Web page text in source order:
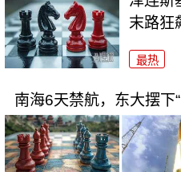
末路狂
最热
南海6天禁航，东大摆下